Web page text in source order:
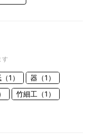
す
1）
器（1）
竹細工（1）